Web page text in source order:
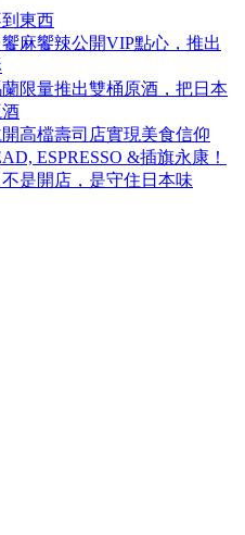
東西
麻饗辣公開VIP點心，推出
限量推出雙桶原酒，把日本
高檔壽司店實現美食信仰
ESPRESSO &插旗永康！
是開店，是守住日本味